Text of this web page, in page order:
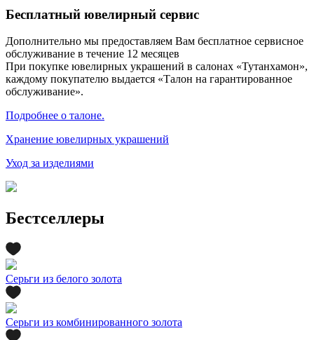
Бесплатный ювелирный сервис
Дополнительно мы предоставляем Вам бесплатное сервисное
обслуживание в течение 12 месяцев
При покупке ювелирных украшений в салонах «Тутанхамон»,
каждому покупателю выдается «Талон на гарантированное
обслуживание».
Подробнее о талоне.
Хранение ювелирных украшений
Уход за изделиями
Бестселлеры
Серьги из белого золота
Серьги из комбинированного золота